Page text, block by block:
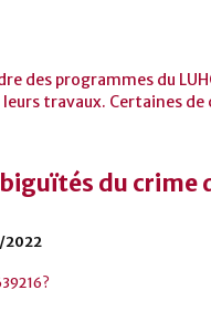
des programmes du
travaux. Certaines
du
2022